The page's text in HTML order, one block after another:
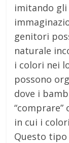
imitando
genitori
naturale
i colori nei
possono
dove i
in cui i
Questo